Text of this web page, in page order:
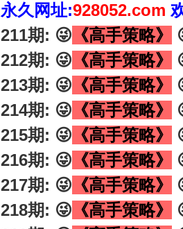
永久网址:928052.com
211期: 😜 《高手策略》
212期: 😜 《高手策略》
213期: 😜 《高手策略》
214期: 😜 《高手策略》
215期: 😜 《高手策略》
216期: 😜 《高手策略》
217期: 😜 《高手策略》
218期: 😜 《高手策略》